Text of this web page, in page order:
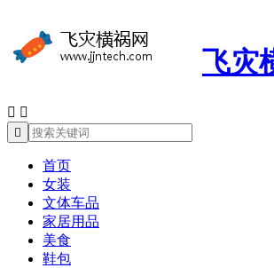
飞灾
 

首页
女装
文体车品
家居用品
美食
鞋包